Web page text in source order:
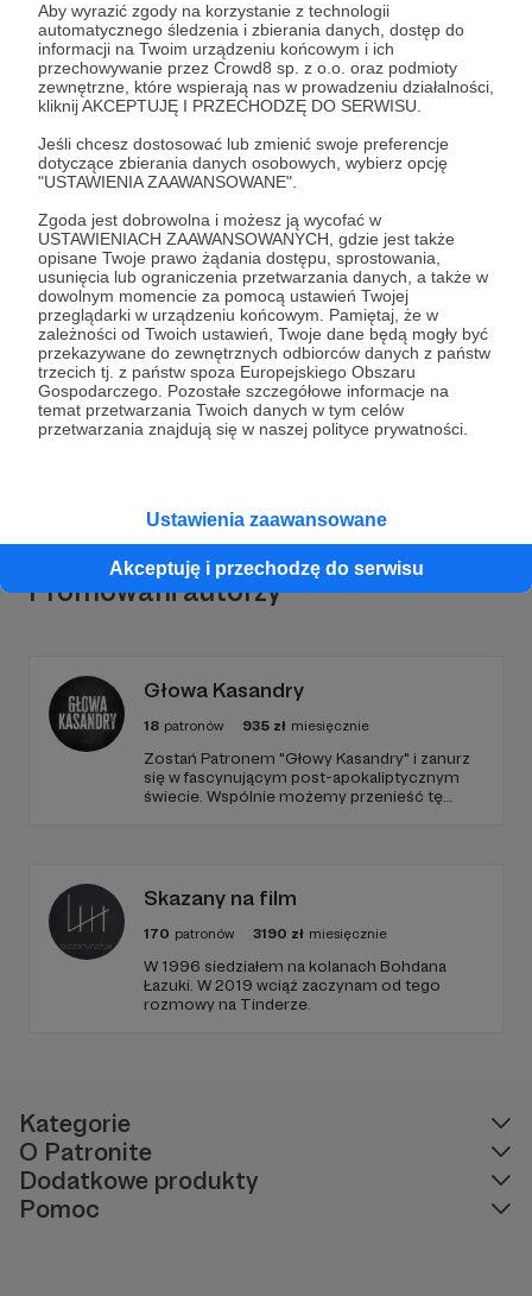
Aby wyrazić zgody na korzystanie z technologii
automatycznego śledzenia i zbierania danych, dostęp do
informacji na Twoim urządzeniu końcowym i ich
przechowywanie przez Crowd8 sp. z o.o. oraz podmioty
zewnętrzne, które wspierają nas w prowadzeniu działalności,
kliknij AKCEPTUJĘ I PRZECHODZĘ DO SERWISU.
Jeśli chcesz dostosować lub zmienić swoje preferencje
dotyczące zbierania danych osobowych, wybierz opcję
"USTAWIENIA ZAAWANSOWANE".
Zgoda jest dobrowolna i możesz ją wycofać w
USTAWIENIACH ZAAWANSOWANYCH, gdzie jest także
opisane Twoje prawo żądania dostępu, sprostowania,
usunięcia lub ograniczenia przetwarzania danych, a także w
dowolnym momencie za pomocą ustawień Twojej
przeglądarki w urządzeniu końcowym. Pamiętaj, że w
zależności od Twoich ustawień, Twoje dane będą mogły być
przekazywane do zewnętrznych odbiorców danych z państw
trzecich tj. z państw spoza Europejskiego Obszaru
Gospodarczego. Pozostałe szczegółowe informacje na
temat przetwarzania Twoich danych w tym celów
przetwarzania znajdują się w naszej polityce prywatności.
Ustawienia zaawansowane
Akceptuję i przechodzę do serwisu
Dołącz do grona Patronów!
Wesprzyj działalność AutoraTygodnik Podhalański
już teraz!
Promowani autorzy
Głowa Kasandry
18 patronów 935 zł miesięcznie
​Zostań Patronem "Głowy Kasandry" i zanurz
się w fascynującym post-apokaliptycznym
świecie. Wspólnie możemy przenieść tę
Skazany na film
170 patronów 3190 zł miesięcznie
W 1996 siedziałem na kolanach Bohdana
Łazuki. W 2019 wciąż zaczynam od tego
rozmowy na Tinderze.
Kategorie
O Patronite
Dodatkowe produkty
Pomoc